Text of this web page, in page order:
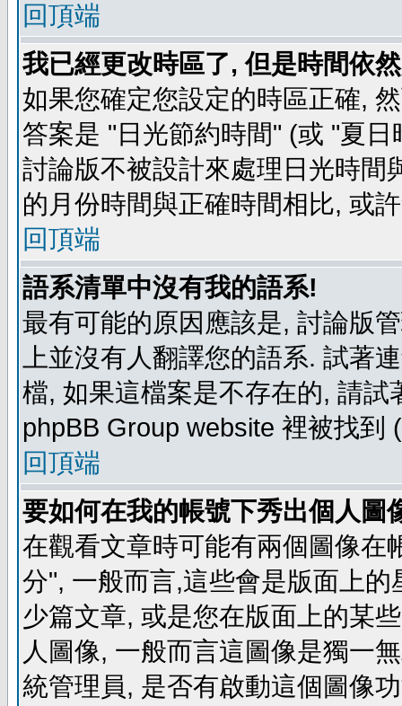
回頂端
我已經更改時區了, 但是時間依
如果您確定您設定的時區正確,
答案是 "日光節約時間" (或 "夏
討論版不被設計來處理日光時間
的月份時間與正確時間相比, 或
回頂端
語系清單中沒有我的語系!
最有可能的原因應該是, 討論版
上並沒有人翻譯您的語系. 試著
檔, 如果這檔案是不存在的, 請
phpBB Group website 裡被找到
回頂端
要如何在我的帳號下秀出個人圖
在觀看文章時可能有兩個圖像在
分", 一般而言,這些會是版面上
少篇文章, 或是您在版面上的某
人圖像, 一般而言這圖像是獨一
統管理員, 是否有啟動這個圖像